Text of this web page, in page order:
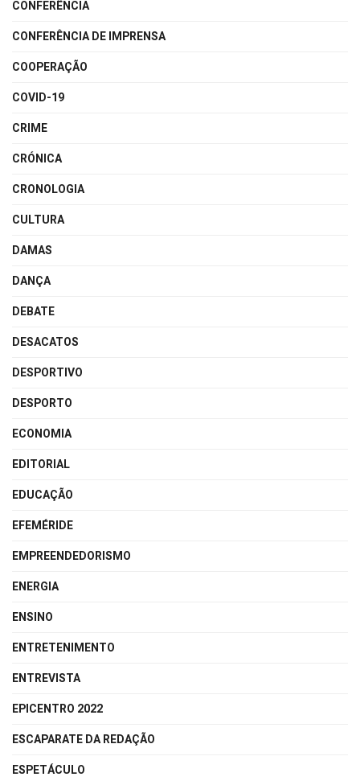
CONFERÊNCIA
CONFERÊNCIA DE IMPRENSA
COOPERAÇÃO
COVID-19
CRIME
CRÓNICA
CRONOLOGIA
CULTURA
DAMAS
DANÇA
DEBATE
DESACATOS
DESPORTIVO
DESPORTO
ECONOMIA
EDITORIAL
EDUCAÇÃO
EFEMÉRIDE
EMPREENDEDORISMO
ENERGIA
ENSINO
ENTRETENIMENTO
ENTREVISTA
EPICENTRO 2022
ESCAPARATE DA REDAÇÃO
ESPETÁCULO